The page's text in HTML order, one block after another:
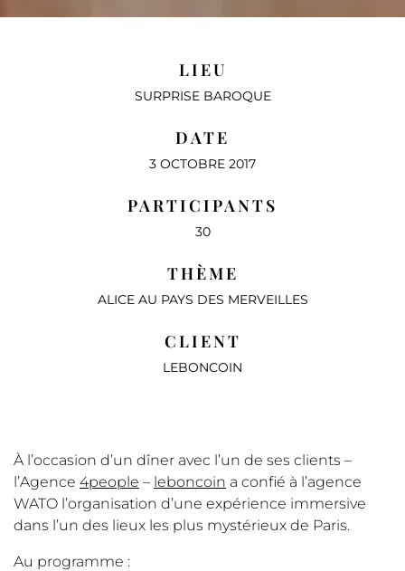
LIEU
SURPRISE BAROQUE
DATE
3 OCTOBRE 2017
PARTICIPANTS
30
THÈME
ALICE AU PAYS DES MERVEILLES
CLIENT
LEBONCOIN
À l’occasion d’un dîner avec l’un de ses clients –
l’Agence 4people – leboncoin a confié à l’agence
WATO l’organisation d’une expérience immersive
dans l’un des lieux les plus mystérieux de Paris.
Au programme :